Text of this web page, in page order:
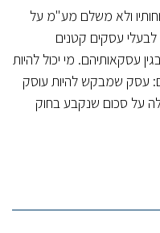
ולא משלם מע"מ על
לבעלי עסקים קטנים
עסקאותיהם. מי יכול להיות
עסק שמבקש להיות עוסק
על סכום שנקבע בחוק